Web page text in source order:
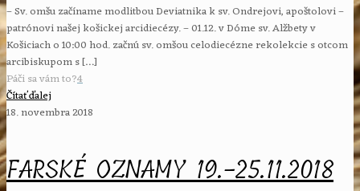
– Sv. omšu začíname modlitbou Deviatnika k sv. Ondrejovi, apoštolovi –
patrónovi našej košickej arcidiecézy. – 01.12. v Dóme sv. Alžbety v
Košiciach o 10:00 hod. začnú sv. omšou celodiecézne rekolekcie s otcom
arcibiskupom s[…]
Páči sa vám to?4
Čítať ďalej
18. novembra 2018
FARSKÉ OZNAMY 19.-25.11.2018